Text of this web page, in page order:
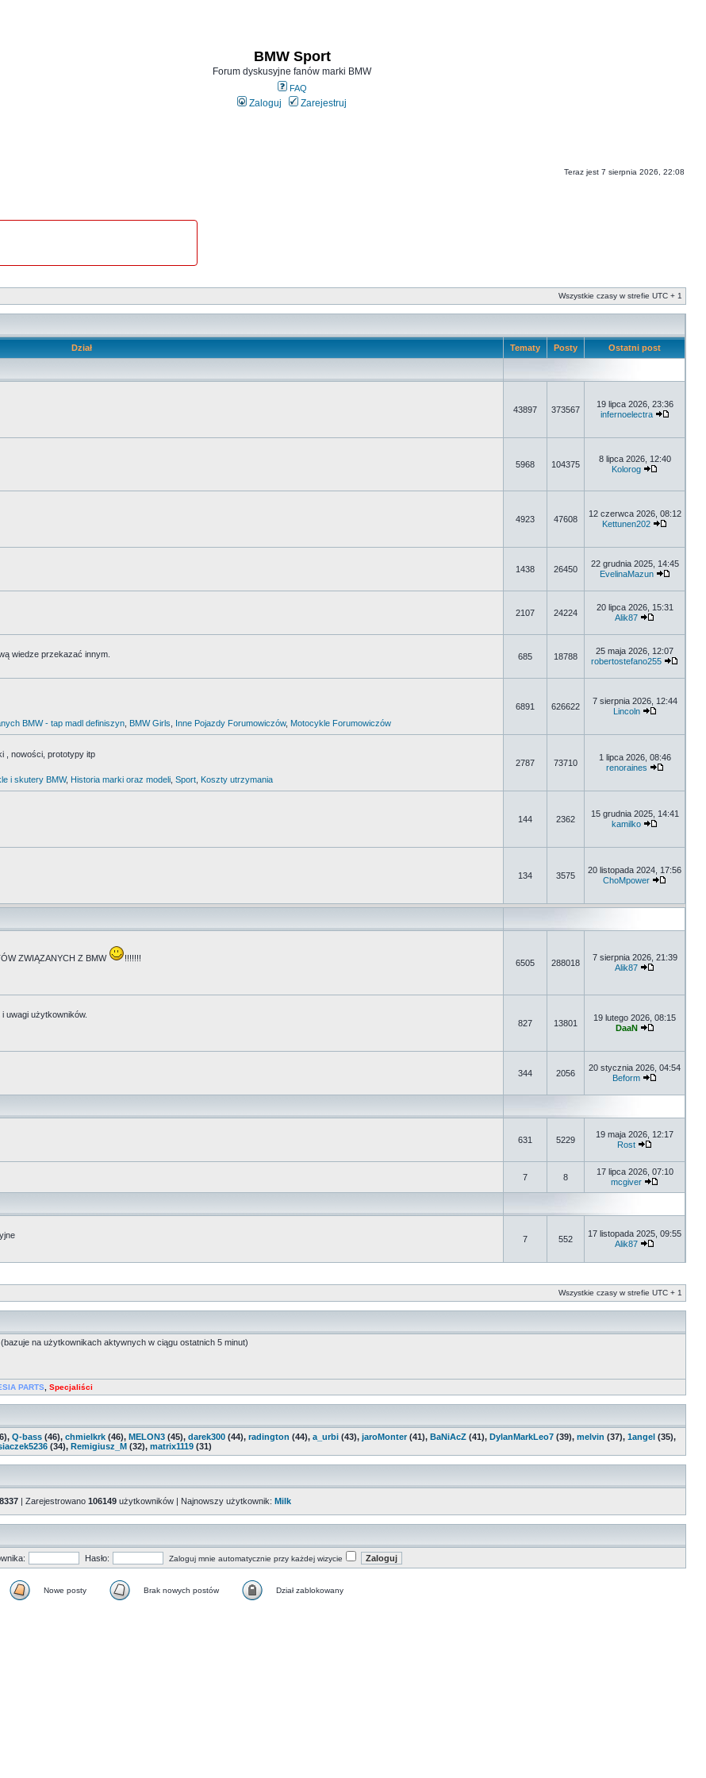
BMW Sport
Forum dyskusyjne fanów marki BMW
FAQ
Zaloguj Zarejestruj
Teraz jest 7 sierpnia 2026, 22:08
Wszystkie czasy w strefie UTC + 1
Dział Tematy Posty Ostatni post
43897 373567
19 lipca 2026, 23:36
infernoelectra
5968 104375
8 lipca 2026, 12:40
Kolorog
4923 47608
12 czerwca 2026, 08:12
Kettunen202
1438 26450
22 grudnia 2025, 14:45
EvelinaMazun
2107 24224
20 lipca 2026, 15:31
Alik87
wiedze przekazać innym.
685 18788
25 maja 2026, 12:07
robertostefano255
BMW - tap madl definiszyn BMW Girls Inne Pojazdy Forumowiczów, Motocykle Forumowiczów
6891 626622
7 sierpnia 2026, 12:44
Lincoln
, nowości, prototypy itp
i skutery BMW, Historia marki oraz modeli Sport Koszty utrzymania
2787 73710
1 lipca 2026, 08:46
renoraines
144 2362
15 grudnia 2025, 14:41
kamilko
134 3575
20 listopada 2024, 17:56
ChoMpower
ZWIĄZANYCH Z BMW
!!!!!!!
6505 288018
7 sierpnia 2026, 21:39
Alik87
uwagi użytkowników.
827 13801
19 lutego 2026, 08:15
DaaN
344 2056
20 stycznia 2026, 04:54
Beform
631 5229
19 maja 2026, 12:17
Rost
7 8
17 lipca 2026, 07:10
mcgiver
7 552
17 listopada 2025, 09:55
Alik87
Wszystkie czasy w strefie UTC + 1
na użytkownikach aktywnych w ciągu ostatnich 5 minut)
PARTS Specjaliści
Q-bass (46), chmielkrk (46), MELON3 (45), darek300 (44), radington (44), a_urbi (43), jaroMonter(41), BaNiAcZ (41), DylanMarkLeo7 (39), melvin (37), 1angel (35),
(34), Remigiusz_M (32), matrix1119 (31)
| Zarejestrowano 106149 użytkowników | Najnowszy użytkownik: Milk
Hasło: Zaloguj mnie automatycznie przy każdej wizycie
Nowe posty Brak nowych postów Dział zablokowany